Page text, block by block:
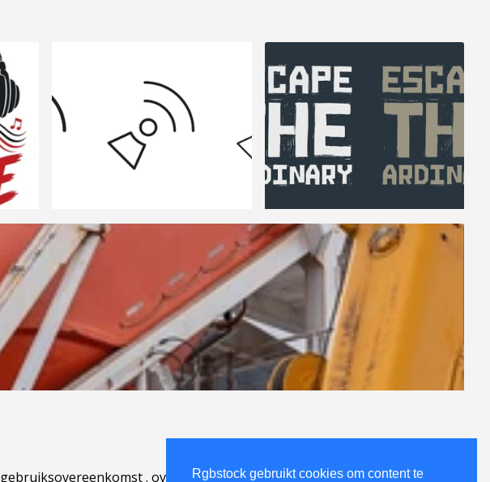
Rgbstock gebruikt cookies om content te
gebruiksovereenkomst. over